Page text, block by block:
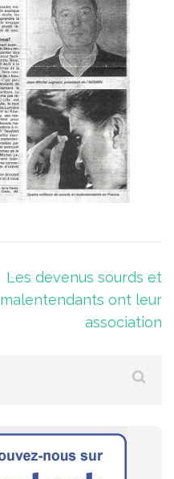
Les devenus sourds et
malentendants ont leur
association